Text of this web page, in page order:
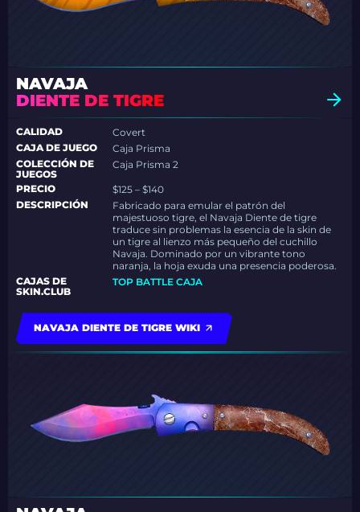
NAVAJA
DIENTE DE TIGRE
CALIDAD
Covert
CAJA DE JUEGO
Caja Prisma
COLECCIÓN DE
JUEGOS
Caja Prisma 2
PRECIO
$125 – $140
DESCRIPCIÓN
Fabricado para emular el patrón del
majestuoso tigre, el Navaja Diente de tigre
traduce sin problemas la esencia de la skin de
un tigre al lienzo más pequeño del cuchillo
Navaja. Dominado por un vibrante tono
naranja, la hoja exuda una presencia poderosa.
CAJAS DE
SKIN.CLUB
TOP BATTLE CAJA
NAVAJA DIENTE DE TIGRE WIKI